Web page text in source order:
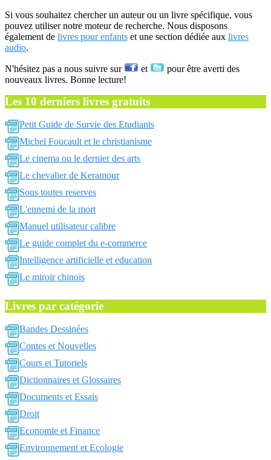
Si vous souhaitez chercher un auteur ou un livre spécifique, vous
pouvez utiliser notre moteur de recherche. Nous disposons
également de livres pour enfants et une section dédiée aux livres
audio.
N'hésitez pas a nous suivre sur et
pour être averti des
nouveaux livres. Bonne lecture!
Les 10 derniers livres gratuits
Petit Guide de Survie des Etudiants
Michel Foucault et le christianisme
Le cinema ou le dernier des arts
Le chevalier de Keramour
Sous toutes reserves
L'ennemi de la mort
Manuel utilisateur calibre
Le guide complet du e-commerce
Intelligence artificielle et education
Le miroir chinois
Livres par catégorie
Bandes Dessinées
Contes et Nouvelles
Cours et Tutoriels
Dictionnaires et Glossaires
Documents et Essais
Droit
Economie et Finance
Environnement et Ecologie